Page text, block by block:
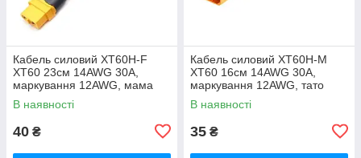
Кабель силовий XT60H-F
XT60 23см 14AWG 30А,
маркування 12AWG, мама
В наявності
40 ₴
Кабель силовий XT60H-M
XT60 16см 14AWG 30А,
маркування 12AWG, тато
В наявності
35 ₴